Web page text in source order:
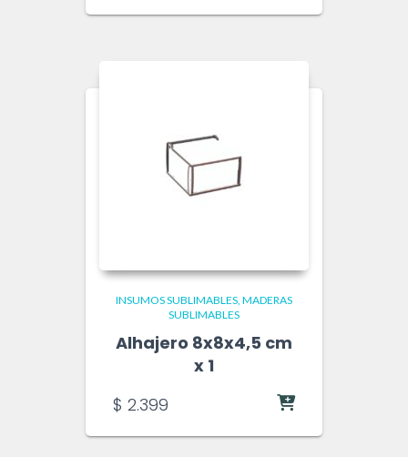
INSUMOS SUBLIMABLES MADERAS
SUBLIMABLES
Alhajero 8x8x4,5 cm
x 1
$ 2.399